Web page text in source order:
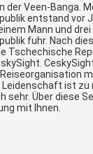
der Veen-Banga.
entstand vor
Mann und
fuhr. Nach
Tschechische
ist zu
sehr. Über diese
mit Ihnen.